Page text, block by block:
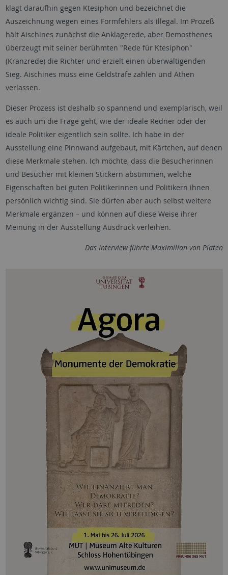
klagt daraufhin gegen Ktesiphon und bezeichnet die
Auszeichnung wegen eines Formfehlers als illegal. Im Prozeß
hält Aischines zunächst die Anklagerede, aber Demosthenes
überzeugt mit seiner berühmten "Rede für Ktesiphon"
(Kranzrede) die Richter und erzielt einen überwältigenden
Sieg. Aischines muss eine Geldstrafe zahlen und Athen
verlassen.
Dieser Prozess ist deshalb so spannend und exemplarisch, weil
es auch um die Frage geht, wie der ideale Redner oder der
ideale Politiker eigentlich sein sollte. Ich habe in der
Ausstellung eine Pinnwand aufgebaut, mit Kärtchen, auf denen
diese Merkmale stehen. Ich möchte, dass die Besucherinnen
und Besucher mit kleinen Stickern abstimmen, welche
Eigenschaften bei guten Politikerinnen und Politikern ihnen
persönlich wichtig sind. Sie dürfen aber auch selbst weitere
Merkmale ergänzen – und können auf diese Weise ihrer
Meinung in der Ausstellung Ausdruck verleihen.
Das Interview führte Maximilian von Platen